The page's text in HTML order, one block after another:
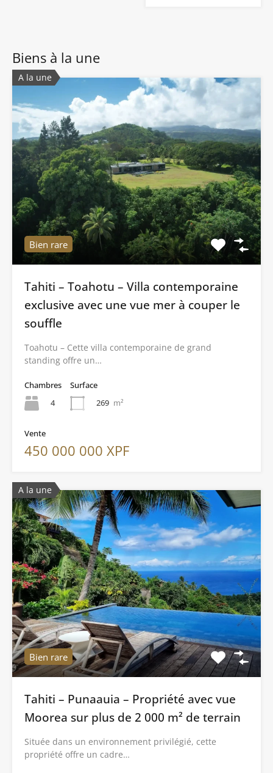
Biens à la une
A la une
Bien rare
Tahiti – Toahotu – Villa contemporaine
exclusive avec une vue mer à couper le
souffle
Toahotu – Cette villa contemporaine de grand
standing offre un…
Chambres
4
Surface
269 m²
Vente
450 000 000 XPF
A la une
Bien rare
Tahiti – Punaauia – Propriété avec vue
Moorea sur plus de 2 000 m² de terrain
Située dans un environnement privilégié, cette
propriété offre un cadre…